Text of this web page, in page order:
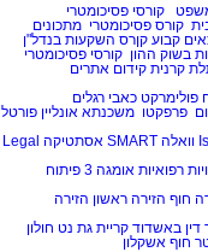
קורסי פסיכומטרי
קורס פסיכומטרי מתכונים
קבוע קןרס השקעות בנדל"ן
בשוק ההון קורסי פסיכומטרי
קרנית קידום אתרים
פולימרקט כאבי רגלים
פרפקטו משכנתא אונליין פורטל
וואלה SMART אסתטיקה Legal
רפואיות אומגה 3
פיתוח
חוף הזירה ראשון הזירה
דין באשדוד קריית גת נט חולון
חוף אשקלון